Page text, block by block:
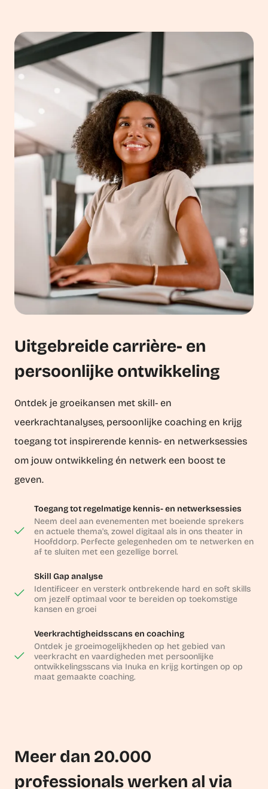
Uitgebreide carrière- en
persoonlijke ontwikkeling
Ontdek je groeikansen met skill- en
veerkrachtanalyses, persoonlijke coaching en krijg
toegang tot inspirerende kennis- en netwerksessies
om jouw ontwikkeling én netwerk een boost te
geven.
Toegang tot regelmatige kennis- en netwerksessies
Neem deel aan evenementen met boeiende sprekers
en actuele thema's, zowel digitaal als in ons theater in
Hoofddorp. Perfecte gelegenheden om te netwerken en
af te sluiten met een gezellige borrel.
Skill Gap analyse
Identificeer en versterk ontbrekende hard en soft skills
om jezelf optimaal voor te bereiden op toekomstige
kansen en groei
Veerkrachtigheidsscans en coaching
Ontdek je groeimogelijkheden op het gebied van
veerkracht en vaardigheden met persoonlijke
ontwikkelingsscans via Inuka en krijg kortingen op op
maat gemaakte coaching.
Meer dan 20.000
professionals werken al via